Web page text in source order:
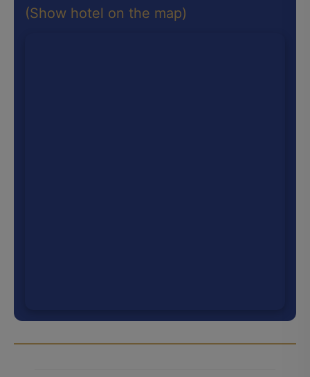
(Show hotel on the map)